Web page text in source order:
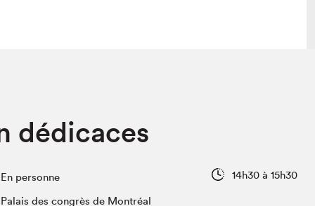
Vidéos et balados
dédicaces
En personne
14h30 à 15h30
Palais des congrès de Montréal